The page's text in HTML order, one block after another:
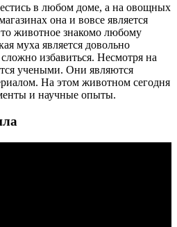
в любом доме, а на овощных
она и вовсе является
животное знакомо любому
муха является довольно
избавиться. Несмотря на
учеными. Они являются
На этом животном сегодня
и научные опыты.